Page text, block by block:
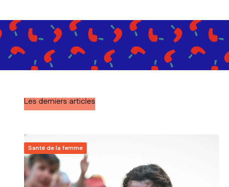
Les derniers articles
Santé de la femme